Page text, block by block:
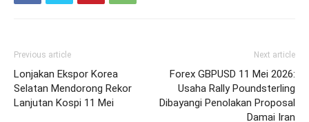
Previous article
Lonjakan Ekspor Korea
Selatan Mendorong Rekor
Lanjutan Kospi 11 Mei
Next article
Forex GBPUSD 11 Mei 2026:
Usaha Rally Poundsterling
Dibayangi Penolakan Proposal
Damai Iran